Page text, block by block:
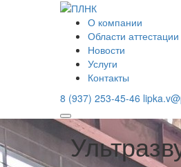
О компании
Области аттестации
Новости
Услуги
Контакты
8 (937) 253-45-46